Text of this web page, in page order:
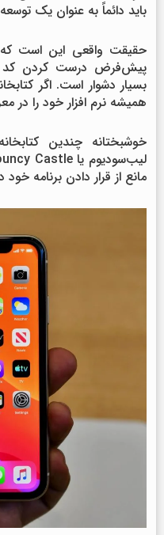
باید دائماً به عنوان یک
حقیقت واقعی این است که
پیش‌فرض درست کردن کد
بسیار دشوار است. اگر
همیشه نرم افزار خود را
خوشبختانه چندین
مانع از قرار دادن برنامه